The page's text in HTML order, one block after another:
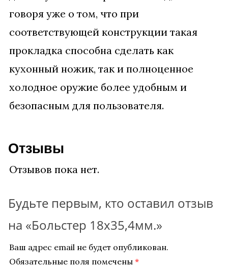
говоря уже о том, что при
соответствующей конструкции такая
прокладка способна сделать как
кухонный ножик, так и полноценное
холодное оружие более удобным и
безопасным для пользователя.
Отзывы
Отзывов пока нет.
Будьте первым, кто оставил отзыв
на «Больстер 18х35,4мм.»
Ваш адрес email не будет опубликован.
Обязательные поля помечены *